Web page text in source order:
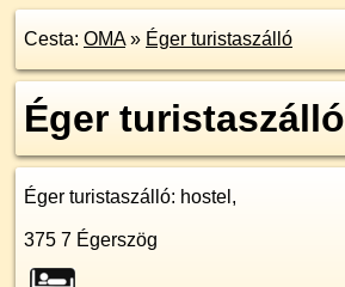
Cesta: OMA» Éger turistaszálló
Éger turistaszálló
Éger turistaszálló: hostel,
375 7 Égerszög